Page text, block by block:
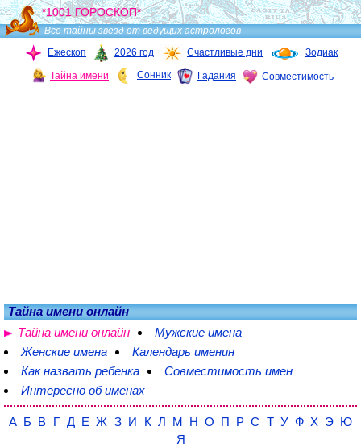
*1001 ГОРОСКОП*
Все тайны звезд от ведущих астрологов
Ежескоп
2026 год Счастливые дни Зодиак
Тайна имени Сонник Гадания Совместимость
Тайна имени онлайн
Тайна имени онлайн
Мужские имена
Женские имена
Календарь именин
Как назвать ребенка
Совместимость имен
Интересно об именах
А Б В Г Д Е Ж З И К Л М Н О П Р С Т У Ф Х Э Ю
Я